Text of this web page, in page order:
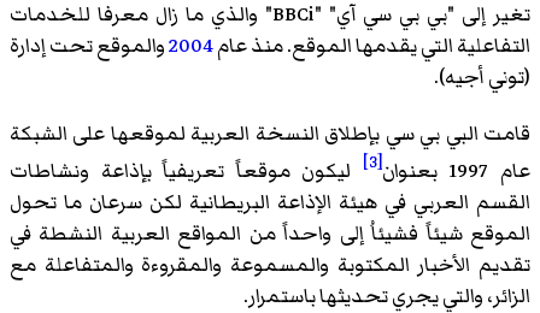
تغير إلى "بي بي سي آي" "BBCi" والذي ما زال معرفا للخدمات
التفاعلية التي يقدمها الموقع. منذ عام2004والموقع تحت إدارة
(توني أجيه).
قامت البي بي سي بإطلاق النسخة العربية لموقعها على الشبكة
عام 1997 بعنوان
[3]
ليكون موقعاً تعريفياً بإذاعة ونشاطات
القسم العربي في هيئة الإذاعة البريطانية لكن سرعان ما تحول
الموقع شيئاً فشيئاُ إلى واحداً من المواقع العربية النشطة في
تقديم الأخبار المكتوبة والمسموعة والمقروءة والمتفاعلة مع
الزائر، والتي يجري تحديثها باستمرار.